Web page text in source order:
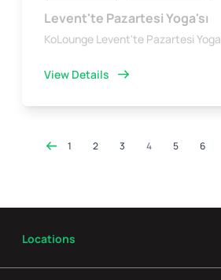
Levent'te Pazartesi Yoga'sı
KoLounge Levent'te Pazartesi
View Details
1 2 3 4 5 6
Locations